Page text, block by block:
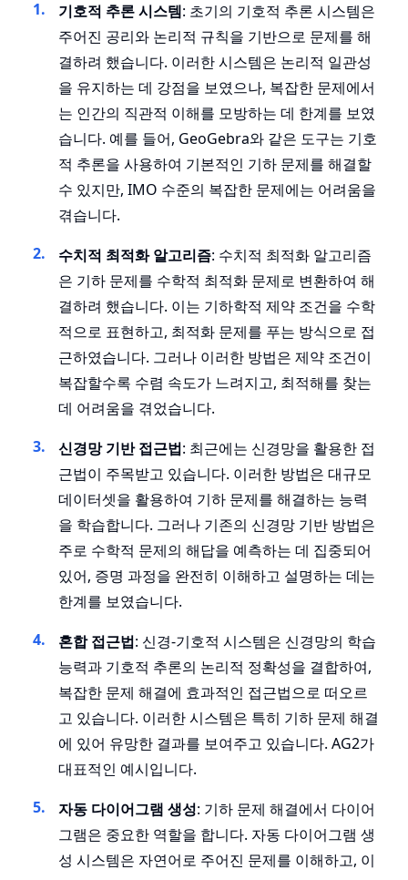
기호적 추론 시스템: 초기의 기호적 추론 시스템은
주어진 공리와 논리적 규칙을 기반으로 문제를 해
결하려 했습니다. 이러한 시스템은 논리적 일관성
을 유지하는 데 강점을 보였으나, 복잡한 문제에서
는 인간의 직관적 이해를 모방하는 데 한계를 보였
습니다. 예를 들어, GeoGebra와 같은 도구는 기호
적 추론을 사용하여 기본적인 기하 문제를 해결할
수 있지만, IMO 수준의 복잡한 문제에는 어려움을
겪습니다.
수치적 최적화 알고리즘: 수치적 최적화 알고리즘
은 기하 문제를 수학적 최적화 문제로 변환하여 해
결하려 했습니다. 이는 기하학적 제약 조건을 수학
적으로 표현하고, 최적화 문제를 푸는 방식으로 접
근하였습니다. 그러나 이러한 방법은 제약 조건이
복잡할수록 수렴 속도가 느려지고, 최적해를 찾는
데 어려움을 겪었습니다.
신경망 기반 접근법: 최근에는 신경망을 활용한 접
근법이 주목받고 있습니다. 이러한 방법은 대규모
데이터셋을 활용하여 기하 문제를 해결하는 능력
을 학습합니다. 그러나 기존의 신경망 기반 방법은
주로 수학적 문제의 해답을 예측하는 데 집중되어
있어, 증명 과정을 완전히 이해하고 설명하는 데는
한계를 보였습니다.
혼합 접근법: 신경-기호적 시스템은 신경망의 학습
능력과 기호적 추론의 논리적 정확성을 결합하여,
복잡한 문제 해결에 효과적인 접근법으로 떠오르
고 있습니다. 이러한 시스템은 특히 기하 문제 해결
에 있어 유망한 결과를 보여주고 있습니다. AG2가
대표적인 예시입니다.
자동 다이어그램 생성: 기하 문제 해결에서 다이어
그램은 중요한 역할을 합니다. 자동 다이어그램 생
성 시스템은 자연어로 주어진 문제를 이해하고, 이